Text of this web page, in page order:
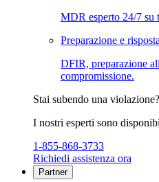
MDR esperto 24/7 su
Preparazione e
DFIR, preparazione
compromissione.
Stai subendo una violazione?
I nostri esperti sono
1-855-868-3733
Richiedi assistenza ora
Partner